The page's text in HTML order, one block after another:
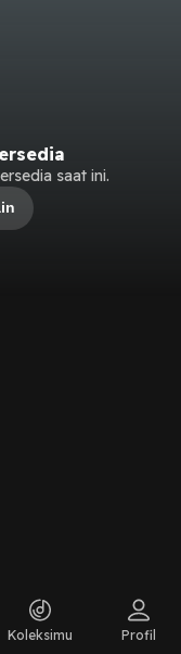
saat ini.
Koleksimu Profil